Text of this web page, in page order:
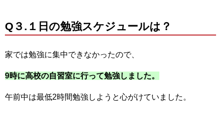
Q３.１日の勉強スケジュールは？
家では勉強に集中できなかったので、
9時に高校の自習室に行って勉強しました。
午前中は最低2時間勉強しようと心がけていました。